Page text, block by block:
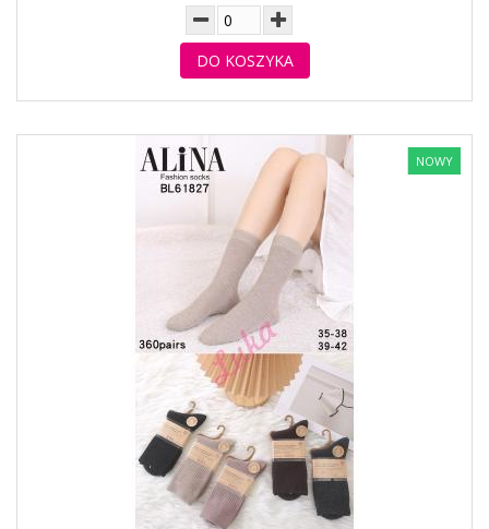
DO KOSZYKA
NOWY